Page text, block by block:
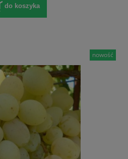
do koszyka
nowość